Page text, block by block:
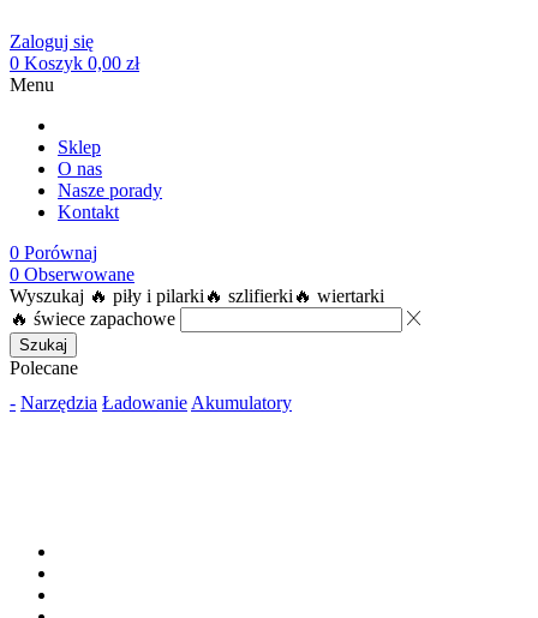
Zaloguj się
0 Koszyk 0,00 zł
Menu
Sklep
O nas
Nasze porady
Kontakt
0 Porównaj
0 Obserwowane
Wyszukaj 🔥 piły i pilarki 🔥 szlifierki 🔥 wiertarki
🔥 świece zapachowe
Szukaj
Polecane
- Narzędzia Ładowanie Akumulatory